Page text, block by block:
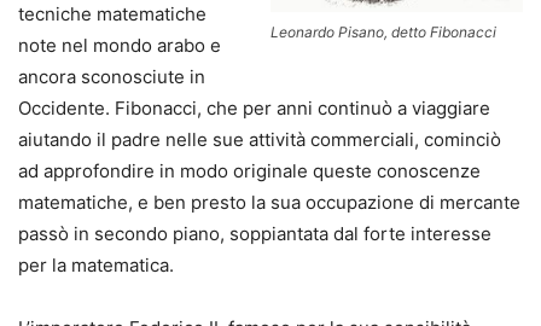
Leonardo Pisano, detto Fibonacci
tecniche matematiche
note nel mondo arabo e
ancora sconosciute in
Occidente. Fibonacci, che per anni continuò a viaggiare
aiutando il padre nelle sue attività commerciali, cominciò
ad approfondire in modo originale queste conoscenze
matematiche, e ben presto la sua occupazione di mercante
passò in secondo piano, soppiantata dal forte interesse
per la matematica.